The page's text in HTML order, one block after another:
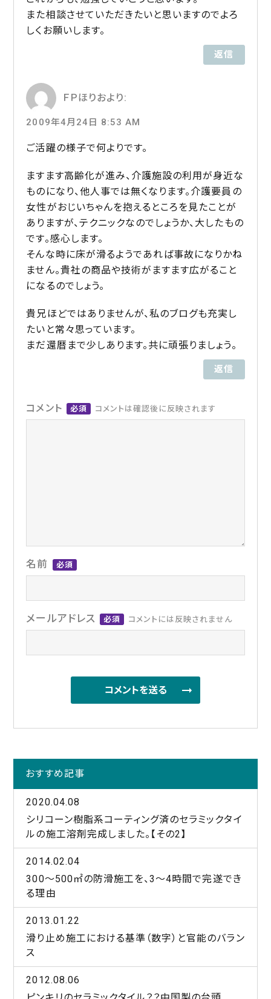
また相談させていただきたいと思いますのでよろ
しくお願いします。
返信
ＦＰほりおより:
2009年4月24日 8:53 AM
ご活躍の様子で何よりです。
ますます高齢化が進み、介護施設の利用が身近な
ものになり、他人事では無くなります。介護要員の
女性がおじいちゃんを抱えるところを見たことが
ありますが、テクニックなのでしょうか、大したもの
です。感心します。
そんな時に床が滑るようであれば事故になりかね
ません。貴社の商品や技術がますます広がること
になるのでしょう。
貴兄ほどではありませんが、私のブログも充実し
たいと常々思っています。
まだ還暦まで少しあります。共に頑張りましょう。
返信
コメント 必須 コメントは確認後に反映されます
名前 必須
メールアドレス 必須 コメントには反映されません
おすすめ記事
2020.04.08
シリコーン樹脂系コーティング済のセラミックタイ
ルの施工溶剤完成しました。【その2】
2014.02.04
300～500㎡の防滑施工を、3～4時間で完遂でき
る理由
2013.01.22
滑り止め施工における基準（数字）と官能のバラン
ス
2012.08.06